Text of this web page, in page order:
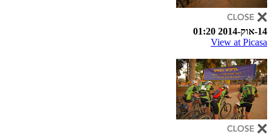
14-אוק-2014 01:20
View at Picasa